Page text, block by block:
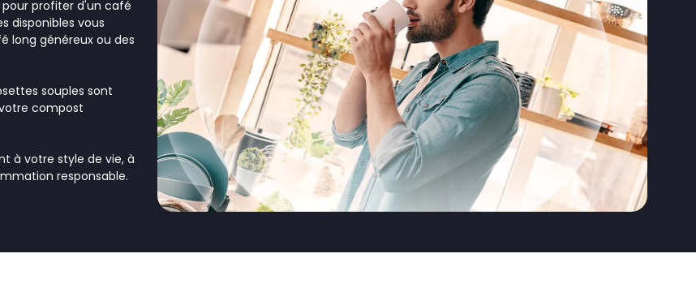
profiter d'un café
disponibles vous
long généreux ou des
souples sont
compost
à votre style de vie, à
responsable.